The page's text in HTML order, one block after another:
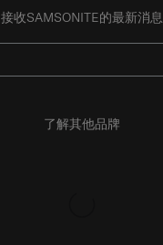
接收SAMSONITE的最新消息
了解其他品牌